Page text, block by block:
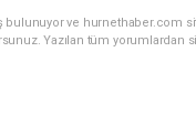
bulunuyor ve hurnethaber.com
Yazılan tüm